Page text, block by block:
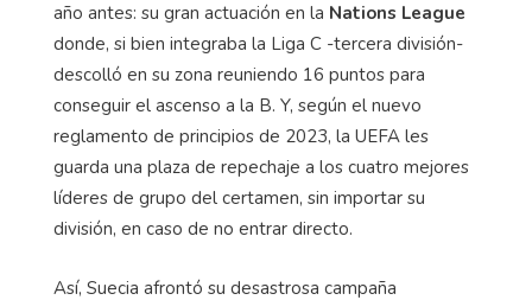
año antes: su gran actuación en la Nations League
donde, si bien integraba la Liga C -tercera división-
descolló en su zona reuniendo 16 puntos para
conseguir el ascenso a la B. Y, según el nuevo
reglamento de principios de 2023, la UEFA les
guarda una plaza de repechaje a los cuatro mejores
líderes de grupo del certamen, sin importar su
división, en caso de no entrar directo.
Así, Suecia afrontó su desastrosa campaña